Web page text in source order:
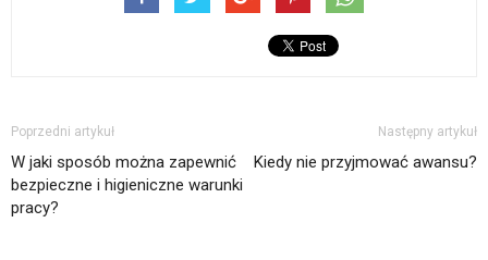
Poprzedni artykuł
W jaki sposób można zapewnić
bezpieczne i higieniczne warunki
pracy?
Następny artykuł
Kiedy nie przyjmować awansu?